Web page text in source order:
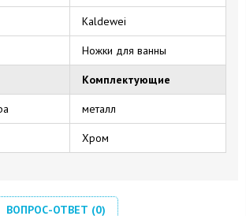
Kaldewei
Ножки для ванны
Комплектующие
металл
Хром
ВОПРОС-ОТВЕТ (0)